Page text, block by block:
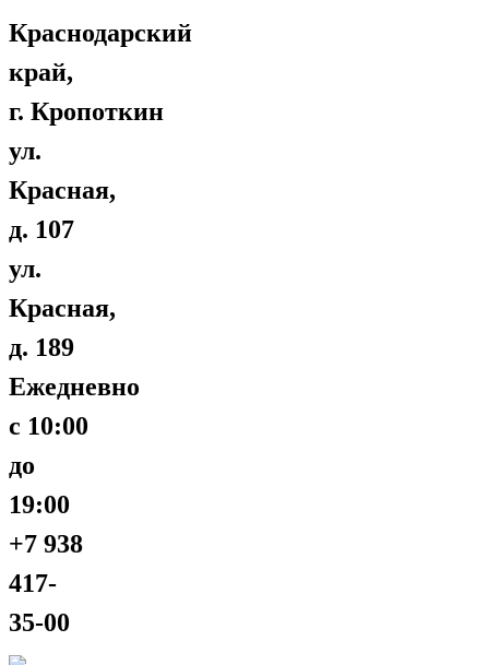
Краснодарский
край,
г. Кропоткин
ул.
Красная,
д. 107
ул.
Красная,
д. 189
Ежедневно
с 10:00
до
19:00
+7 938
417-
35-00